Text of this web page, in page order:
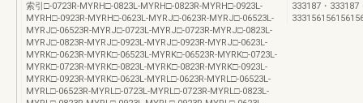
索引□-0723R-MYRH□-0823L-MYRH□-0823R-MYRH□-0923L-
MYRH□-0923R-MYRH□-0623L-MYRJ□-0623R-MYRJ□-06523L-
MYRJ□-06523R-MYRJ□-0723L-MYRJ□-0723R-MYRJ□-0823L-
MYRJ□-0823R-MYRJ□-0923L-MYRJ□-0923R-MYRJ□-0623L-
MYRK□-0623R-MYRK□-06523L-MYRK□-06523R-MYRK□-0723L-
MYRK□-0723R-MYRK□-0823L-MYRK□-0823R-MYRK□-0923L-
MYRK□-0923R-MYRK□-0623L-MYRL□-0623R-MYRL□-06523L-
MYRL□-06523R-MYRL□-0723L-MYRL□-0723R-MYRL□-0823L-
333187・333187